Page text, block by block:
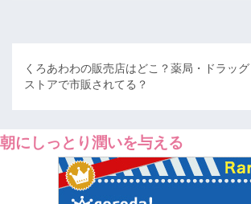
くろあわわの販売店はどこ？薬局・ドラッグ
ストアで市販されてる？
朝にしっとり潤いを与える